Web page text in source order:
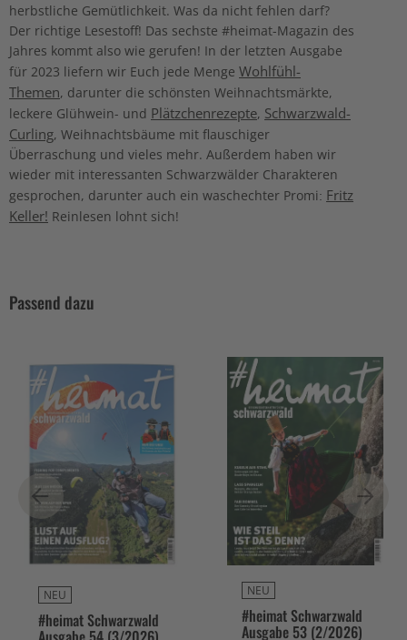
herbstliche Gemütlichkeit. Was da nicht fehlen darf?
Der richtige Lesestoff! Das sechste #heimat-Magazin des
Jahres kommt also wie gerufen! In der letzten Ausgabe
für 2023 liefern wir Euch jede Menge Wohlfühl-
Themen, darunter die schönsten Weihnachtsmärkte,
leckere Glühwein- und Plätzchenrezepte, Schwarzwald-
Curling, Weihnachtsbäume mit flauschiger
Überraschung und vieles mehr. Außerdem haben wir
wieder mit interessanten Schwarzwälder Charakteren
gesprochen, darunter auch ein waschechter Promi: Fritz
Keller! Reinlesen lohnt sich!
Passend dazu
NEU
#heimat Schwarzwald
NEU
#heimat Schwarzwald
Ausgabe 53 (2/2026)